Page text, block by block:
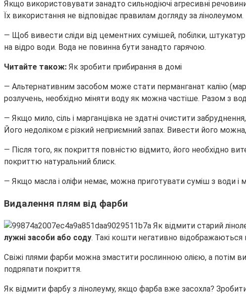
Якщо використовувати занадто сильнодіючі агресивні
Їх використання не відповідає правилам догляду за лінолеумом.
— Щоб вивести сліди від цементних сумішей, побілки,
на відро води. Вода не повинна бути занадто гарячою.
Читайте також: Як зробити прибирання в домі
— Альтернативним засобом може стати перманганат калію
розлучень, необхідно міняти воду як можна частіше. Разом з
— Якщо мило, сіль і марганцівка не здатні очистити
Його недоліком є різкий неприємний запах. Вивести його
— Після того, як покриття повністю відмито, його необхідно
покриттю натуральний блиск.
— Якщо масла і оліфи немає, можна приготувати суміш з води і
Видалення плям від фарби
лужні засоби або соду. Такі кошти негативно відображаються
Свіжі плями фарби можна змастити рослинною олією, а
подряпати покриття.
Як відмити фарбу з лінолеуму, якщо фарба вже засохла?